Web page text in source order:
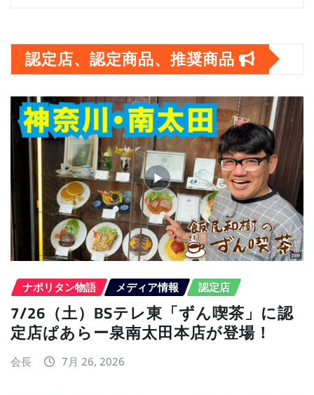
カ
イ
認定店、認定商品、推奨商品
ナポリタン物語 メディア情報 認定店
7/26（土）BSテレ東「ずん喫茶」に認
定店ぱあらー泉南太田本店が登場！
会長 7月 26, 2026